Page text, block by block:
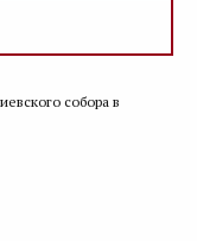
собора в